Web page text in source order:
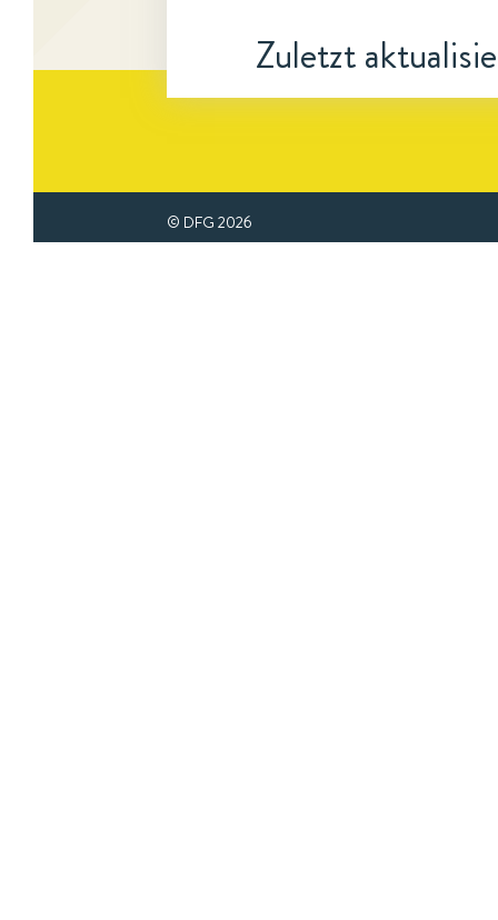
Zuletzt
© DFG 2026